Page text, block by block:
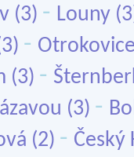
(3) - Louny
-
(3) -
(3) -
(2) - Český